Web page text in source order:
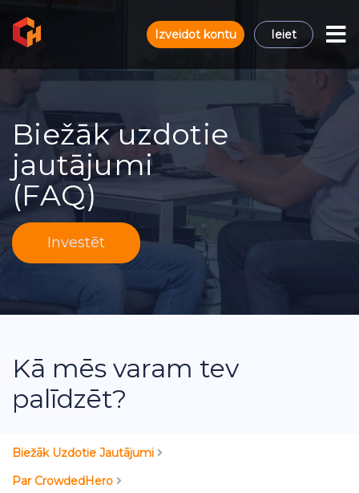
Izveidot kontu Ieiet
Biežāk uzdotie
jautājumi
(FAQ)
Investēt
Kā mēs varam tev
palīdzēt?
Biežāk Uzdotie Jautājumi
Par CrowdedHero